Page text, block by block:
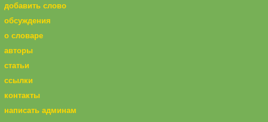
добавить слово
обсуждения
о словаре
авторы
статьи
ссылки
контакты
написать админам